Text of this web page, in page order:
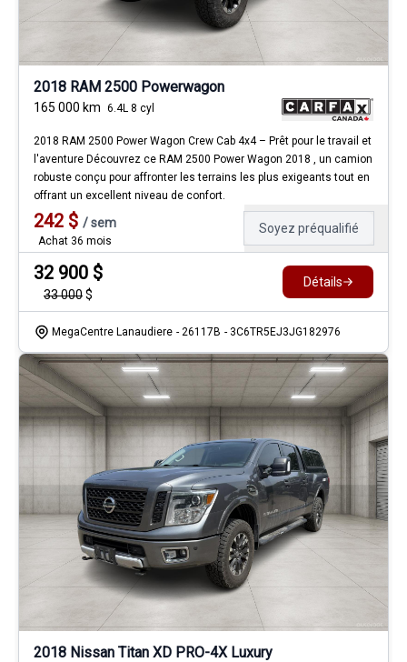
2018 RAM 2500 Powerwagon
165 000 km 6.4L 8 cyl
2018 RAM 2500 Power Wagon Crew Cab 4x4 – Prêt pour le travail et
l'aventure Découvrez ce RAM 2500 Power Wagon 2018 , un camion
robuste conçu pour affronter les terrains les plus exigeants tout en
offrant un excellent niveau de confort.
242 $ /sem
Achat 36 mois
Soyez préqualifié
32 900 $
33 000$
Détails
MegaCentre Lanaudiere - 26117B - 3C6TR5EJ3JG182976
2018 Nissan Titan XD PRO-4X Luxury